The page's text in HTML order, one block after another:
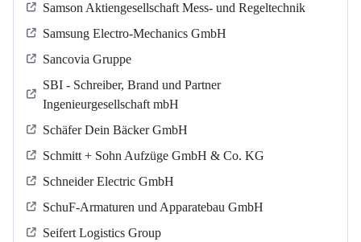
Samson Aktiengesellschaft Mess- und Regeltechnik
Samsung Electro-Mechanics GmbH
Sancovia Gruppe
SBI - Schreiber, Brand und Partner
Ingenieurgesellschaft mbH
Schäfer Dein Bäcker GmbH
Schmitt + Sohn Aufzüge GmbH & Co. KG
Schneider Electric GmbH
SchuF-Armaturen und Apparatebau GmbH
Seifert Logistics Group